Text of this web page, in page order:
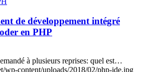
de développement intégré
en PHP
à plusieurs reprises: quel est…
wp-content/uploads/2018/02/php-ide.jpg